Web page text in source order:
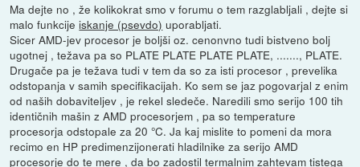
Ma dejte no , že kolikokrat smo v forumu o tem razglabljali , dejte si
malo funkcijeiskanje (psevdo) uporabljati.
Sicer AMD-jev procesor je boljši oz. cenonvno tudi bistveno bolj
ugotnej , težava pa so PLATE PLATE PLATE PLATE, ......., PLATE.
Drugače pa je težava tudi v tem da so za isti procesor , prevelika
odstopanja v samih specifikacijah. Ko sem se jaz pogovarjal z enim
od naših dobaviteljev , je rekel sledeče. Naredili smo serijo 100 tih
identičnih mašin z AMD procesorjem , pa so temperature
procesorja odstopale za 20 °C. Ja kaj mislite to pomeni da mora
recimo en HP predimenzijonerati hladilnike za serijo AMD
procesorje do te mere , da bo zadostil termalnim zahtevam tistega